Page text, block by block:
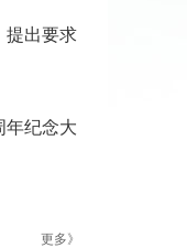
提出要求
年纪念大
更多》